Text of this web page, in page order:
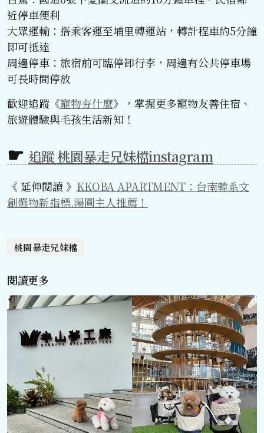
近停車便利
大眾運輸：搭乘客運至埔里轉運站，轉計程車約5分鐘
即可抵達
周邊停車：旅宿前可臨停卸行李，周邊有公共停車場
可長時間停放
歡迎追蹤《寵物夯什麼》，掌握更多寵物友善住宿、
旅遊體驗與毛孩生活新知！
追蹤 桃園暴走兄妹檔instagram
《 延伸閱讀 》 KKOBA APARTMENT：台南韓系文
創選物新指標.湯圓主人推薦！
桃園暴走兄妹檔
閱讀更多